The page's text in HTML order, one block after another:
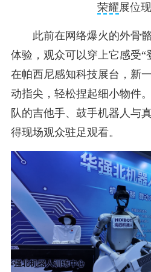
荣耀展位现
此前在网络爆火的外骨
体验，观众可以穿上它感受“
在帕西尼感知科技展台，新
动指尖，轻松捏起细小物件
队的吉他手、鼓手机器人与
得现场观众驻足观看。